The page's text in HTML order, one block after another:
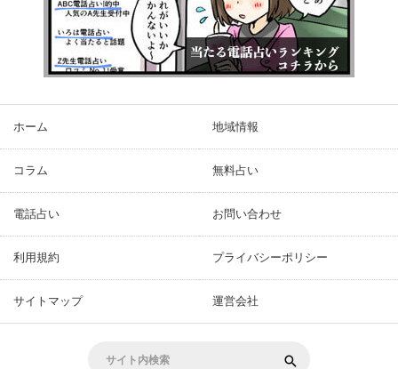
ホーム 地域情報
コラム 無料占い
電話占い お問い合わせ
利用規約 プライバシーポリシー
サイトマップ 運営会社